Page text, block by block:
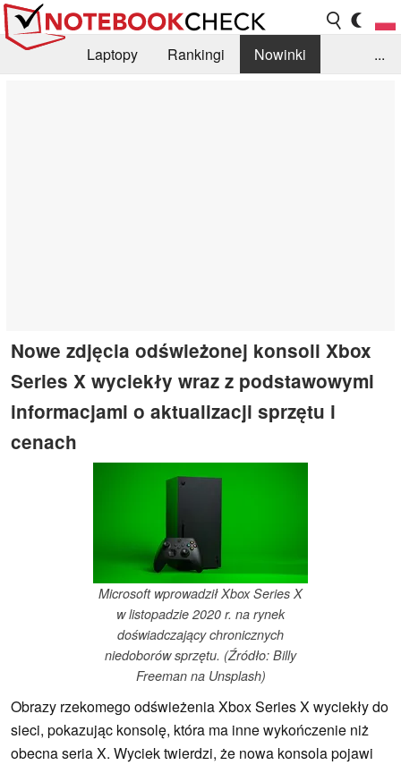
Laptopy Rankingi
Nowinki
...
Nowe zdjęcia odświeżonej konsoli Xbox
Series X wyciekły wraz z podstawowymi
informacjami o aktualizacji sprzętu i
cenach
Microsoft wprowadził Xbox Series X
w listopadzie 2020 r. na rynek
doświadczający chronicznych
niedoborów sprzętu. (Źródło: Billy
Freeman na Unsplash)
Obrazy rzekomego odświeżenia Xbox Series X wyciekły do
sieci, pokazując konsolę, która ma inne wykończenie niż
obecna seria X. Wyciek twierdzi, że nowa konsola pojawi